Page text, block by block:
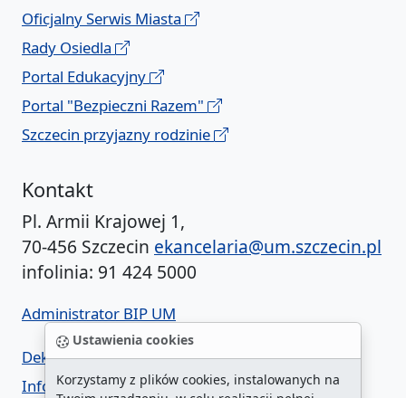
Ustawienia cookies
Korzystamy z plików cookies, instalowanych na
Oficjalny Serwis Miasta
Rady Osiedla
Portal Edukacyjny
Portal "Bezpieczni Razem"
Szczecin przyjazny rodzinie
Kontakt
Pl. Armii Krajowej 1,
70-456 Szczecin ekancelaria@um.szczecin.pl
infolinia: 91 424 5000
Administrator BIP UM
Deklaracja dostępności
Informacja o urzędzie w ETR